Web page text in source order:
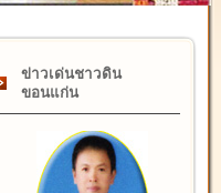
๑๗ กุมภาพันธ์ "วันคล้ายวันสถ
ข่าวเด่นชาวดิน
ขอนแก่น